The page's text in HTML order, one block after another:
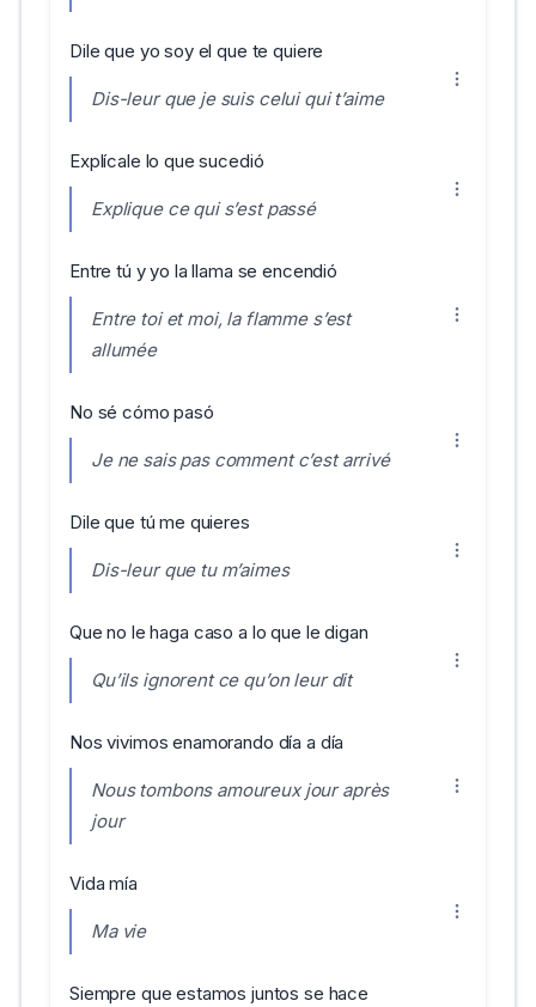
Dile que yo soy el que te quiere
Dis-leur que je suis celui qui t’aime
Explícale lo que sucedió
Explique ce qui s’est passé
Entre tú y yo la llama se encendió
Entre toi et moi, la flamme s’est
allumée
No sé cómo pasó
Je ne sais pas comment c’est arrivé
Dile que tú me quieres
Dis-leur que tu m’aimes
Que no le haga caso a lo que le digan
Qu’ils ignorent ce qu’on leur dit
Nos vivimos enamorando día a día
Nous tombons amoureux jour après
jour
Vida mía
Ma vie
Siempre que estamos juntos se hace